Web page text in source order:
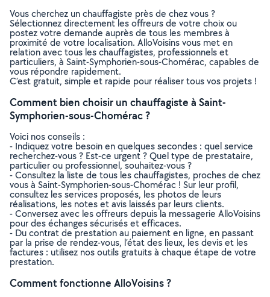
Vous cherchez un chauffagiste près de chez vous ?
Sélectionnez directement les offreurs de votre choix ou
postez votre demande auprès de tous les membres à
proximité de votre localisation. AlloVoisins vous met en
relation avec tous les chauffagistes, professionnels et
particuliers, à Saint-Symphorien-sous-Chomérac, capables de
vous répondre rapidement.
C’est gratuit, simple et rapide pour réaliser tous vos projets !
Comment bien choisir un chauffagiste à Saint-
Symphorien-sous-Chomérac ?
Voici nos conseils :
- Indiquez votre besoin en quelques secondes : quel service
recherchez-vous ? Est-ce urgent ? Quel type de prestataire,
particulier ou professionnel, souhaitez-vous ?
- Consultez la liste de tous les chauffagistes, proches de chez
vous à Saint-Symphorien-sous-Chomérac ! Sur leur profil,
consultez les services proposés, les photos de leurs
réalisations, les notes et avis laissés par leurs clients.
- Conversez avec les offreurs depuis la messagerie AlloVoisins
pour des échanges sécurisés et efficaces.
- Du contrat de prestation au paiement en ligne, en passant
par la prise de rendez-vous, l’état des lieux, les devis et les
factures : utilisez nos outils gratuits à chaque étape de votre
prestation.
Comment fonctionne AlloVoisins ?